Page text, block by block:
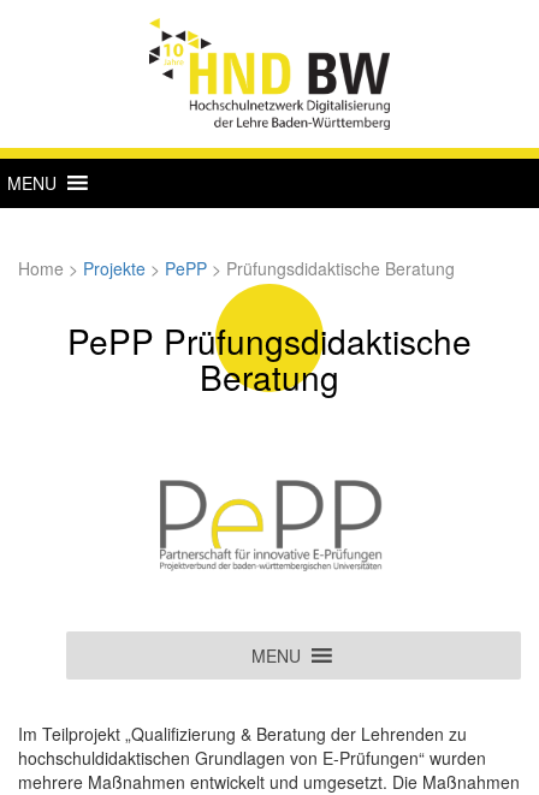
MENU
Home > Projekte > PePP > Prüfungsdidaktische Beratung
PePP Prüfungsdidaktische
Beratung
MENU
Im Teilprojekt „Qualifizierung & Beratung der Lehrenden zu
hochschuldidaktischen Grundlagen von E-Prüfungen“ wurden
mehrere Maßnahmen entwickelt und umgesetzt. Die Maßnahmen